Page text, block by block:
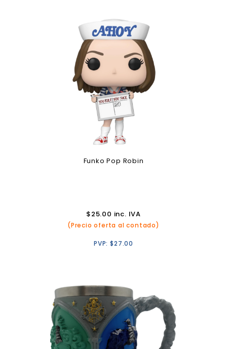
Funko Pop Robin
$25.00 inc. IVA
(Precio oferta al contado)
PVP:$27.00